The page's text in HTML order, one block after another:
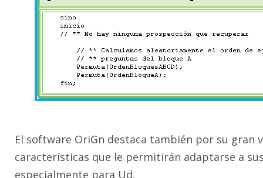
El software OriGn destaca también por su
características que le permitirán adaptarse a
especialmente para Ud.